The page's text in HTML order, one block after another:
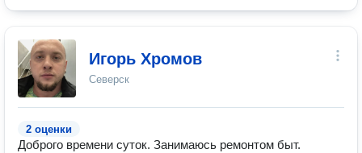
Игорь Хромов
Северск
2 оценки
Доброго времени суток. Занимаюсь ремонтом быт.